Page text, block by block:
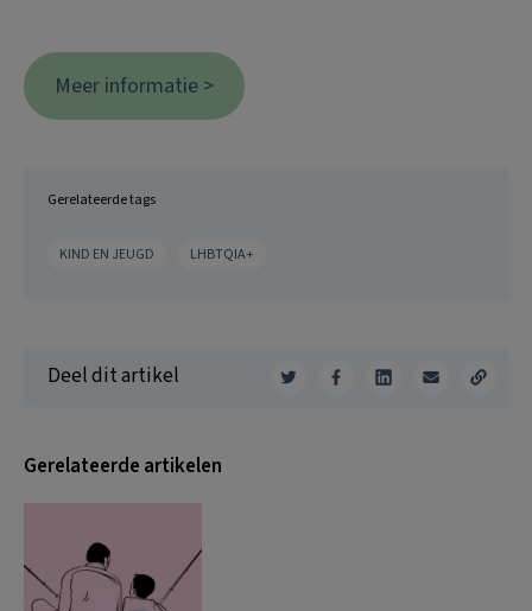
Meer informatie >
Gerelateerde tags
KIND EN JEUGD LHBTQIA+
Deel dit artikel
Gerelateerde artikelen